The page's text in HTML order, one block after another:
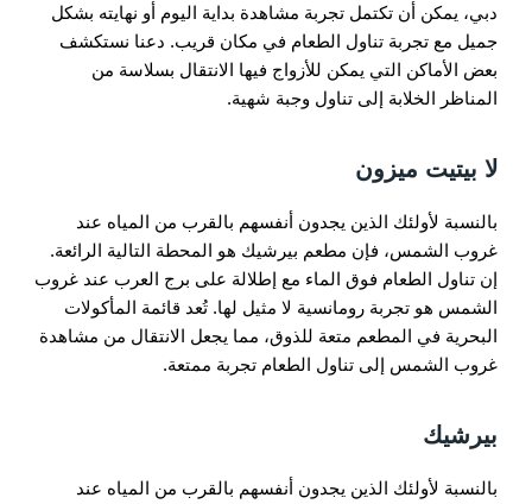
دبي، يمكن أن تكتمل تجربة مشاهدة بداية اليوم أو نهايته بشكل
جميل مع تجربة تناول الطعام في مكان قريب. دعنا نستكشف
بعض الأماكن التي يمكن للأزواج فيها الانتقال بسلاسة من
المناظر الخلابة إلى تناول وجبة شهية.
لا بيتيت ميزون
بالنسبة لأولئك الذين يجدون أنفسهم بالقرب من المياه عند
غروب الشمس، فإن مطعم بيرشيك هو المحطة التالية الرائعة.
إن تناول الطعام فوق الماء مع إطلالة على برج العرب عند غروب
الشمس هو تجربة رومانسية لا مثيل لها. تُعد قائمة المأكولات
البحرية في المطعم متعة للذوق، مما يجعل الانتقال من مشاهدة
غروب الشمس إلى تناول الطعام تجربة ممتعة.
بيرشيك
بالنسبة لأولئك الذين يجدون أنفسهم بالقرب من المياه عند